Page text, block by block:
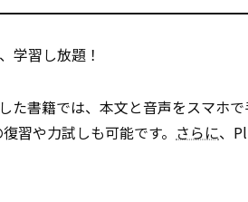
学習し放題！
た書籍では、本文と音声をスマホ
習や力試しも可能です。 さらに、